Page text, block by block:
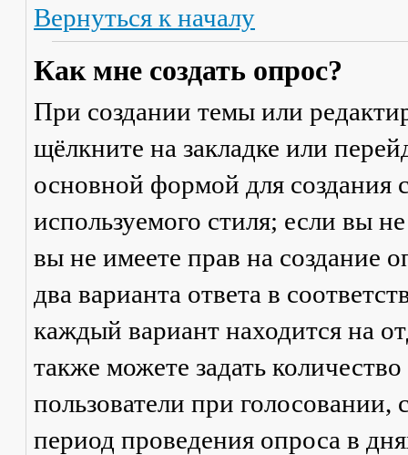
Вернуться к началу
Как мне создать опрос?
При создании темы или
щёлкните на закладке или
основной формой для создания
используемого стиля; если вы
вы не имеете прав на создание
два варианта ответа в
каждый вариант находится на
также можете задать
пользователи при
период проведения опроса в